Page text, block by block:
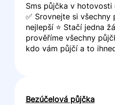
Sms půjčka v
✅ Srovnejte si
nejlepší ⭐ Stačí jedna
prověříme všechny
kdo vám půjčí a to
Bezúčelová půjčka